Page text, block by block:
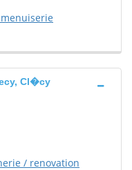
Cl�cy
/ renovation